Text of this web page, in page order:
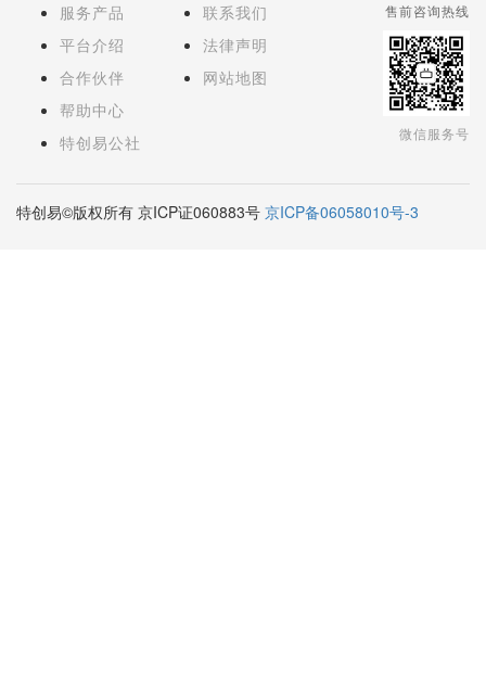
服务产品
平台介绍
合作伙伴
帮助中心
特创易公社
联系我们
法律声明
网站地图
售前咨询热线
微信服务号
特创易©版权所有 京ICP证060883号 京ICP备06058010号-3